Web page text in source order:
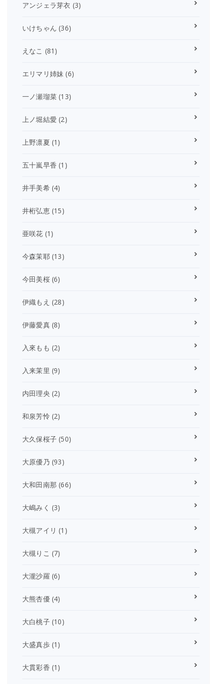
アンジェラ芽衣 (3)
いけちゃん (36)
えなこ (81)
エリマリ姉妹 (6)
一ノ瀬瑠菜 (13)
上ノ堀結愛 (2)
上野凛夏 (1)
五十嵐早香 (1)
井手美希(4)
井桁弘恵(15)
亜咲花 (1)
今森茉耶(13)
今田美桜(6)
伊織もえ (28)
伊藤愛真(8)
入來もも (2)
入来茉里 (9)
内田理央 (2)
和泉芳怜 (2)
大久保桜子 (50)
大原優乃 (93)
大和田南那 (66)
大嶋みく (3)
大槻アイリ (1)
大槻りこ (7)
大瀧沙羅 (6)
大熊杏優(4)
大白桃子(10)
大盛真歩(1)
大貫彩香 (1)